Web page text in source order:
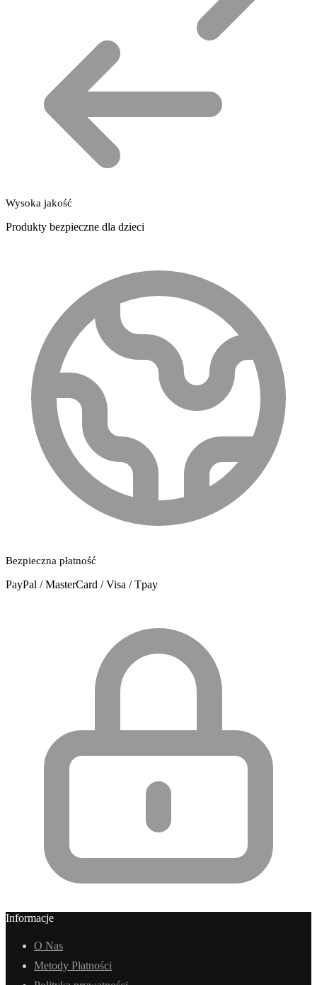
Wysoka jakość
Produkty bezpieczne dla dzieci
Bezpieczna płatność
PayPal / MasterCard / Visa / Tpay
Informacje
O Nas
Metody Płatności